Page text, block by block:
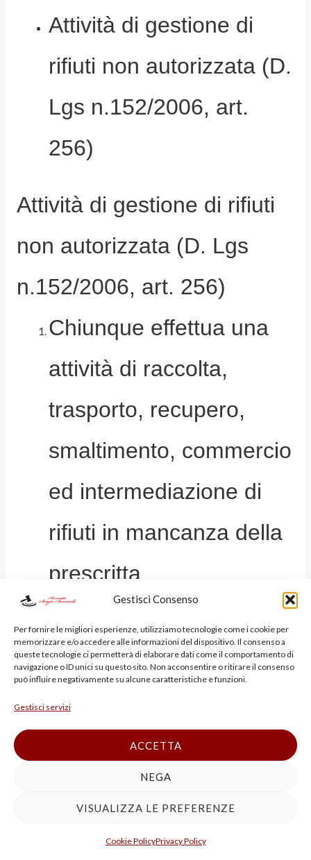
Gestisci Consenso
Per fornire le migliori esperienze, utilizziamo tecnologie come i cookie per
memorizzare e/o accedere alle informazioni del dispositivo. Il consenso a
queste tecnologie ci permetterà di elaborare dati come il comportamento di
navigazione o ID unici su questo sito. Non acconsentire o ritirare il consenso
può influire negativamente su alcune caratteristiche e funzioni.
Gestisci servizi
ACCETTA
NEGA
VISUALIZZA LE PREFERENZE
Cookie PolicyPrivacy Policy
Attività di gestione di
rifiuti non autorizzata (D.
Lgs n.152/2006, art.
256)
Attività di gestione di rifiuti
non autorizzata (D. Lgs
n.152/2006, art. 256)
Chiunque effettua una
attività di raccolta,
trasporto, recupero,
smaltimento, commercio
ed intermediazione di
rifiuti in mancanza della
prescritta
iscrizione o
agli articoli 208, 209,
210, 211, 212, 214, 215
e 216 e´ punito: